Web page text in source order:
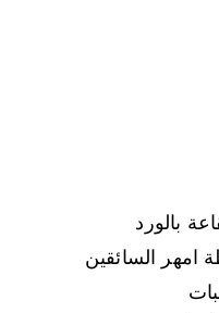
بالورد
امهر السائقين